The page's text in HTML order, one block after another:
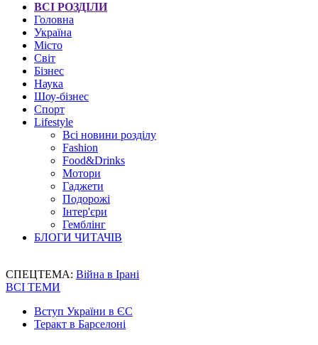
ВСІ РОЗДІЛИ
Головна
Україна
Місто
Світ
Бізнес
Наука
Шоу-бізнес
Спорт
Lifestyle
Всі новини розділу
Fashion
Food&Drinks
Мотори
Гаджети
Подорожі
Інтер'єри
Гемблінг
БЛОГИ ЧИТАЧІВ
СПЕЦТЕМА: Війна в Ірані
ВСІ ТЕМИ
Вступ України в ЄС
Теракт в Барселоні